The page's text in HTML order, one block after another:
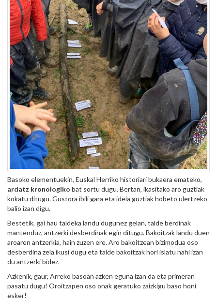
Basoko elementuekin, Euskal Herriko historiari bukaera emateko,
ardatz kronologiko bat sortu dugu. Bertan, ikasitako aro guztiak
kokatu ditugu. Gustora ibili gara eta ideia guztiak hobeto ulertzeko
balio izan digu.
Bestetik, gai hau taldeka landu dugunez gelan, talde berdinak
mantenduz, antzerki desberdinak egin ditugu. Bakoitzak landu duen
aroaren antzerkia, hain zuzen ere. Aro bakoitzean bizimodua oso
desberdina zela ikusi dugu eta talde bakoitzak hori islatu nahi izan
du antzerki bidez.
Azkenik, gaur, Arreko basoan azken eguna izan da eta primeran
pasatu dugu! Oroitzapen oso onak geratuko zaizkigu baso honi
esker!